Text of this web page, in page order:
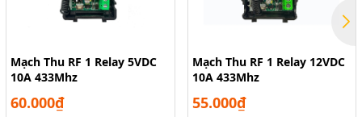
Mạch Thu RF 1 Relay 5VDC
10A 433Mhz
60.000₫
Mạch Thu RF 1 Relay 12VDC
10A 433Mhz
55.000₫